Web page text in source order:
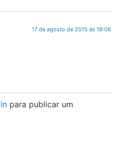
17 de agosto de 2015 às 19:06
para publicar um